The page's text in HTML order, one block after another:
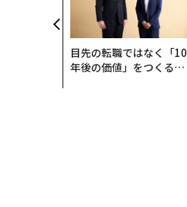
目先の転職ではなく「10
年後の価値」をつくる─